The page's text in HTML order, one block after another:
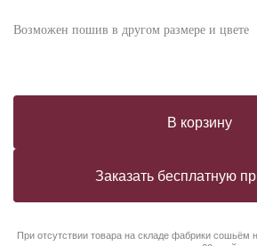
Возможен пошив в другом размере и цвете
В корзину
Заказать бесплатную
При отсутствии товара на складе фабрики сошьём